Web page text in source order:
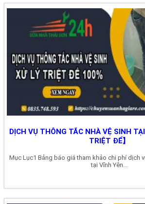
DỊCH VỤ THÔNG TẮC NHÀ VỆ SINH
TRIỆT ĐỂ】
Mục Lục1 Bảng báo giá tham khảo chi phí dịch
tại Vĩnh Yên...